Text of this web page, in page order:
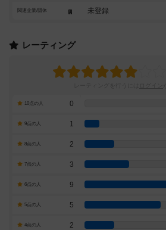
関連企業/団体 未登録
レーティング
10点の人 0
9点の人 1
8点の人 2
7点の人 3
6点の人 9
5点の人 5
4点の人 2